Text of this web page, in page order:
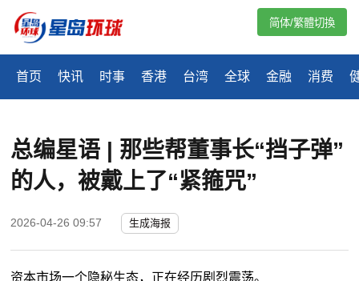
首页 快讯 时事 香港 台湾 全球 金融 消费
简体/繁體切換
总编星语 | 那些帮董事长“挡子弹”
的人，被戴上了“紧箍咒”
2026-04-26 09:57 生成海报
资本市场一个隐秘生态，正在经历剧烈震荡。